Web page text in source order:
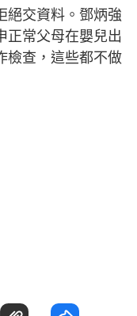
絕交資料。鄧炳強
正常父母在嬰兒出
檢查，這些都不做